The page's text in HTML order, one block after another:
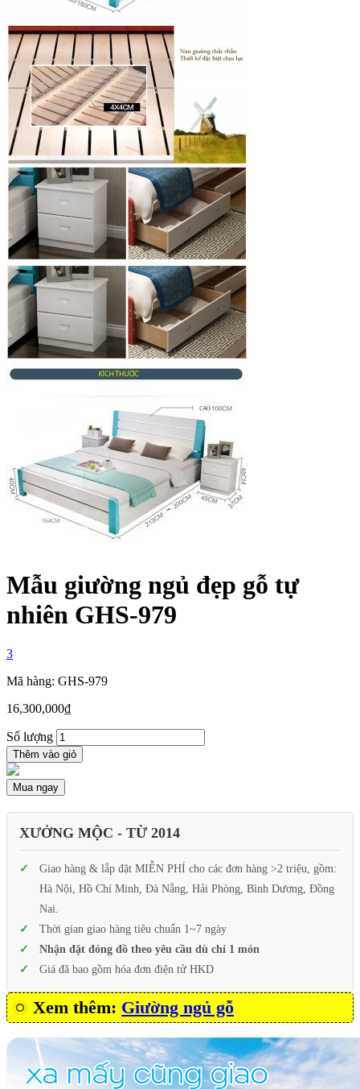
Mẫu giường ngủ đẹp gỗ tự
nhiên GHS-979
3
Mã hàng: GHS-979
16,300,000₫
Số lượng
Thêm vào giỏ
Mua ngay
XƯỞNG MỘC - TỪ 2014
Giao hàng & lắp đặt MIỄN PHÍ cho các đơn hàng >2 triệu, gồm:
Hà Nội, Hồ Chí Minh, Đà Nẵng, Hải Phòng, Bình Dương, Đồng
Nai.
Thời gian giao hàng tiêu chuẩn 1~7 ngày
Nhận đặt đóng đồ theo yêu cầu dù chỉ 1 món
Giá đã bao gồm hóa đơn điện tử HKD
Xem thêm: Giường ngủ gỗ